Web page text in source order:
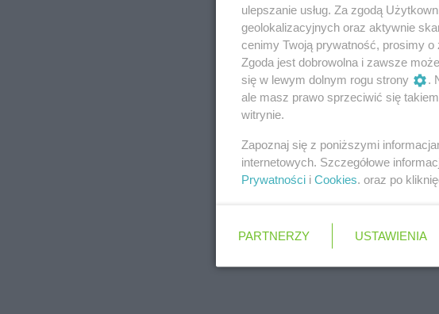
ulepszanie usług. Za zgodą
geolokalizacyjnych oraz aktywnie
cenimy Twoją prywatność, prosimy o
Zgoda jest dobrowolna i zawsze
się w lewym dolnym rogu strony
.
ale masz prawo sprzeciwić się
witrynie.
Zapoznaj się z poniższymi
internetowych. Szczegółowe
Prywatności i Cookies. oraz po
PARTNERZY USTAWIENIA